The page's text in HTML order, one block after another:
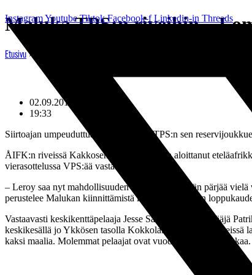
Mene
sisältöön
InstagramYoutube Tiktok Facebook-f Linkedin-in Threads
Maluka TPS:n riveihin –
Etusivu»
02.09.2010
19:33
Siirtoajan umpeuduttua tapahtui myös TPS:n sen
ÅIFK:n riveissä Kakkosen tasolla kautensa aloittanut
vierasottelussa VPS:ää vastaan Vaasassa.
– Leroy saa nyt mahdollisuuden näyttää, miten hän pärjää
perustelee Malukan kiinnittämistä liigajoukkueeseen
Vastaavasti keskikenttäpelaaja Jesse Saarinen ja hyökkääjä
keskikesällä jo Ykkösen tasolla Kokkolalaisen KPV:n riveissä
kaksi maalia. Molemmat pelaajat ovat vuoden 1989 ikäluokkaa.